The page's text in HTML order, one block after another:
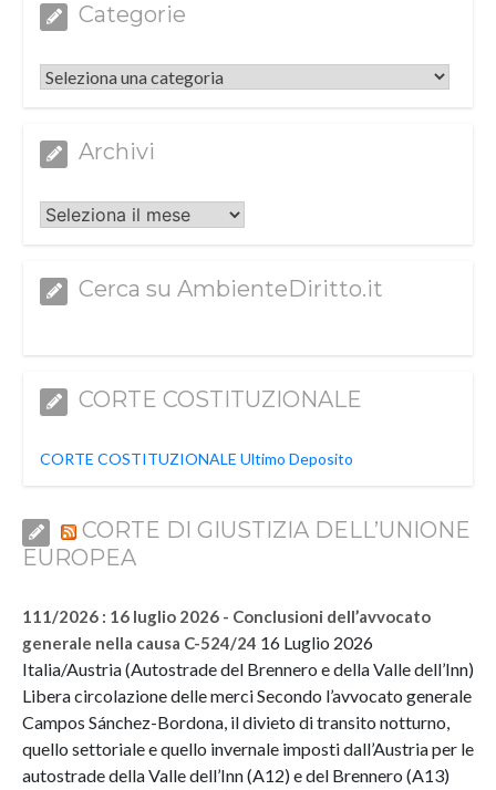
Categorie
Categorie
Archivi
Archivi
Cerca su AmbienteDiritto.it
CORTE COSTITUZIONALE
CORTE COSTITUZIONALE Ultimo Deposito
CORTE DI GIUSTIZIA DELL’UNIONE
EUROPEA
111/2026 : 16 luglio 2026 - Conclusioni dell’avvocato
generale nella causa C-524/24 16 Luglio 2026
Italia/Austria (Autostrade del Brennero e della Valle dell’Inn)
Libera circolazione delle merci Secondo l’avvocato generale
Campos Sánchez-Bordona, il divieto di transito notturno,
quello settoriale e quello invernale imposti dall’Austria per le
autostrade della Valle dell’Inn (A12) e del Brennero (A13)